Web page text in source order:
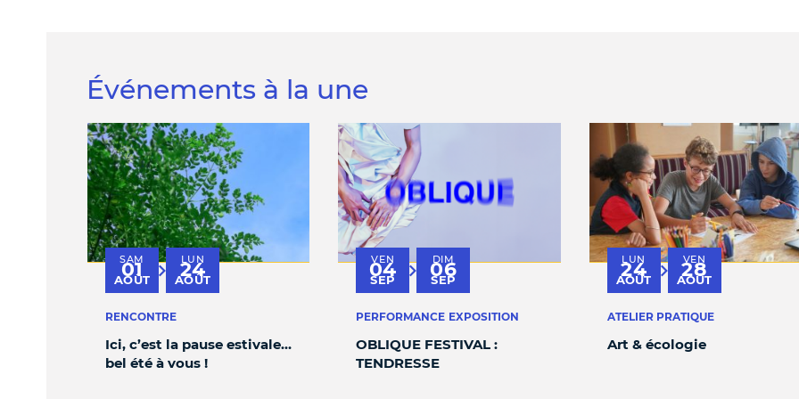
Événements à la une
SAM
01
AOÛT au
LUN
24
AOÛT
RENCONTRE
Ici, c’est la pause estivale…
bel été à vous !
VEN
04
SEP au
DIM
06
SEP
PERFORMANCE EXPOSITION
OBLIQUE FESTIVAL :
TENDRESSE
LUN
24
AOÛT au
VEN
28
AOÛT
ATELIER PRATIQUE
Art & écologie